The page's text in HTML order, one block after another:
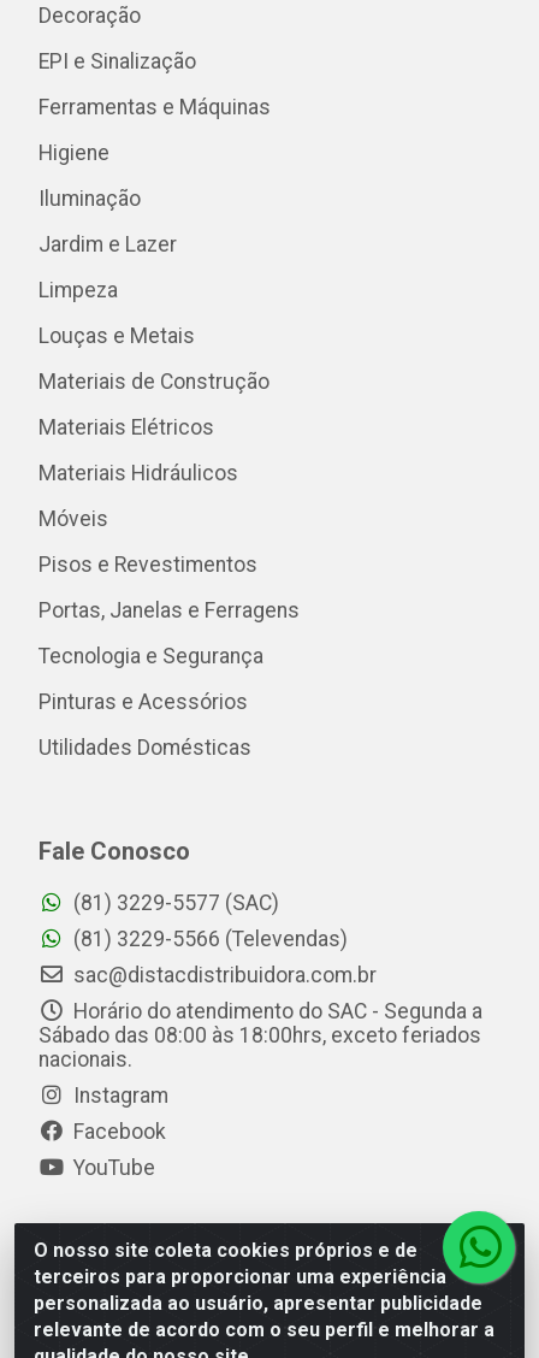
O nosso site coleta cookies próprios e de
terceiros para proporcionar uma experiência
personalizada ao usuário, apresentar publicidade
relevante de acordo com o seu perfil e melhorar a
Decoração
EPI e Sinalização
Ferramentas e Máquinas
Higiene
Iluminação
Jardim e Lazer
Limpeza
Louças e Metais
Materiais de Construção
Materiais Elétricos
Materiais Hidráulicos
Móveis
Pisos e Revestimentos
Portas, Janelas e Ferragens
Tecnologia e Segurança
Pinturas e Acessórios
Utilidades Domésticas
Fale Conosco
(81) 3229-5577 (SAC)
(81) 3229-5566 (Televendas)
sac@distacdistribuidora.com.br
Horário do atendimento do SAC - Segunda a
Sábado das 08:00 às 18:00hrs, exceto feriados
nacionais.
Instagram
Facebook
YouTube
Distac Distribuidora - Av. Durval de Góes Monteiro, 7049
- Jardim Petrópolis - Maceió/AL - CEP 57061-000 - CNPJ
08.072.649/0001-20